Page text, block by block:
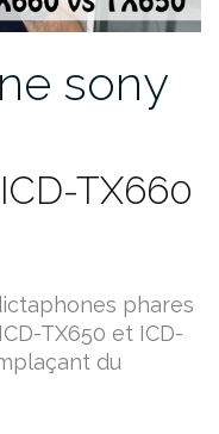
sony
TX660
phares
TX650 et ICD-
du